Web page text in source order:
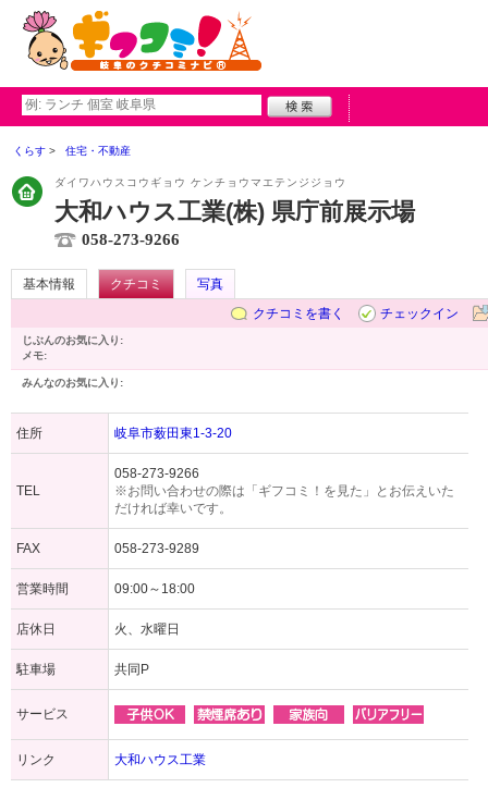
くらす 住宅・不動産
ダイワハウスコウギョウ ケンチョウマエテンジジョウ
大和ハウス工業(株) 県庁前展示場
058-273-9266
基本情報 クチコミ
写真
クチコミを書く
チェックイン
じぶんのお気に入り:
メモ:
みんなのお気に入り:
住所 岐阜市薮田東1-3-20
TEL
058-273-9266
※お問い合わせの際は「ギフコミ！を見た」とお伝えいた
だければ幸いです。
FAX 058-273-9289
営業時間 09:00～18:00
店休日 火、水曜日
駐車場 共同P
サービス
リンク 大和ハウス工業